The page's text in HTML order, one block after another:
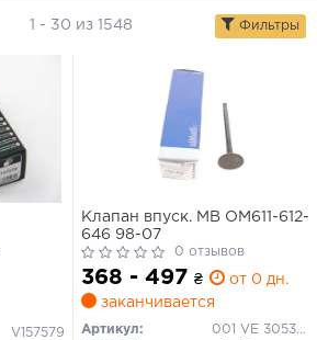
1 - 30 из 1548 Фильтры
V157579
Клапан впуск. MB ОМ611-612-
646 98-07
0 отзывов
368 - 497 ₴
от 0 дн.
заканчивается
Артикул:
001 VE 30532 000